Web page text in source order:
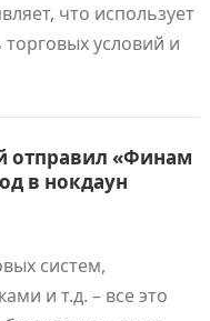
что использует
условий и
отправил «Финам
в нокдаун
систем,
и т.д. – все это